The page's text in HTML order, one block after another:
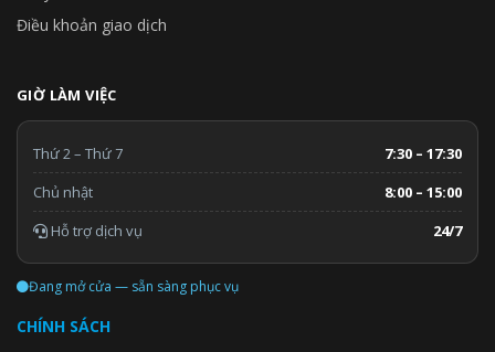
Điều khoản giao dịch
GIỜ LÀM VIỆC
Thứ 2 – Thứ 7
7:30 – 17:30
Chủ nhật
8:00 – 15:00
Hỗ trợ dịch vụ
24/7
Đang mở cửa — sẵn sàng phục vụ
CHÍNH SÁCH